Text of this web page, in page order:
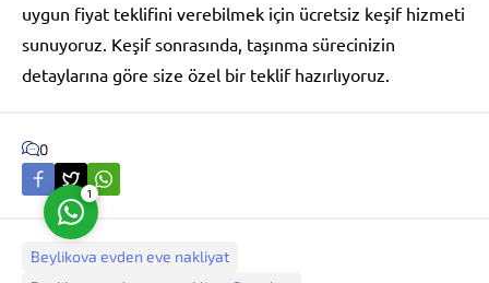
uygun fiyat teklifini verebilmek için ücretsiz keşif hizmeti
sunuyoruz. Keşif sonrasında, taşınma sürecinizin
detaylarına göre size özel bir teklif hazırlıyoruz.
0
Beylikova evden eve nakliyat
1